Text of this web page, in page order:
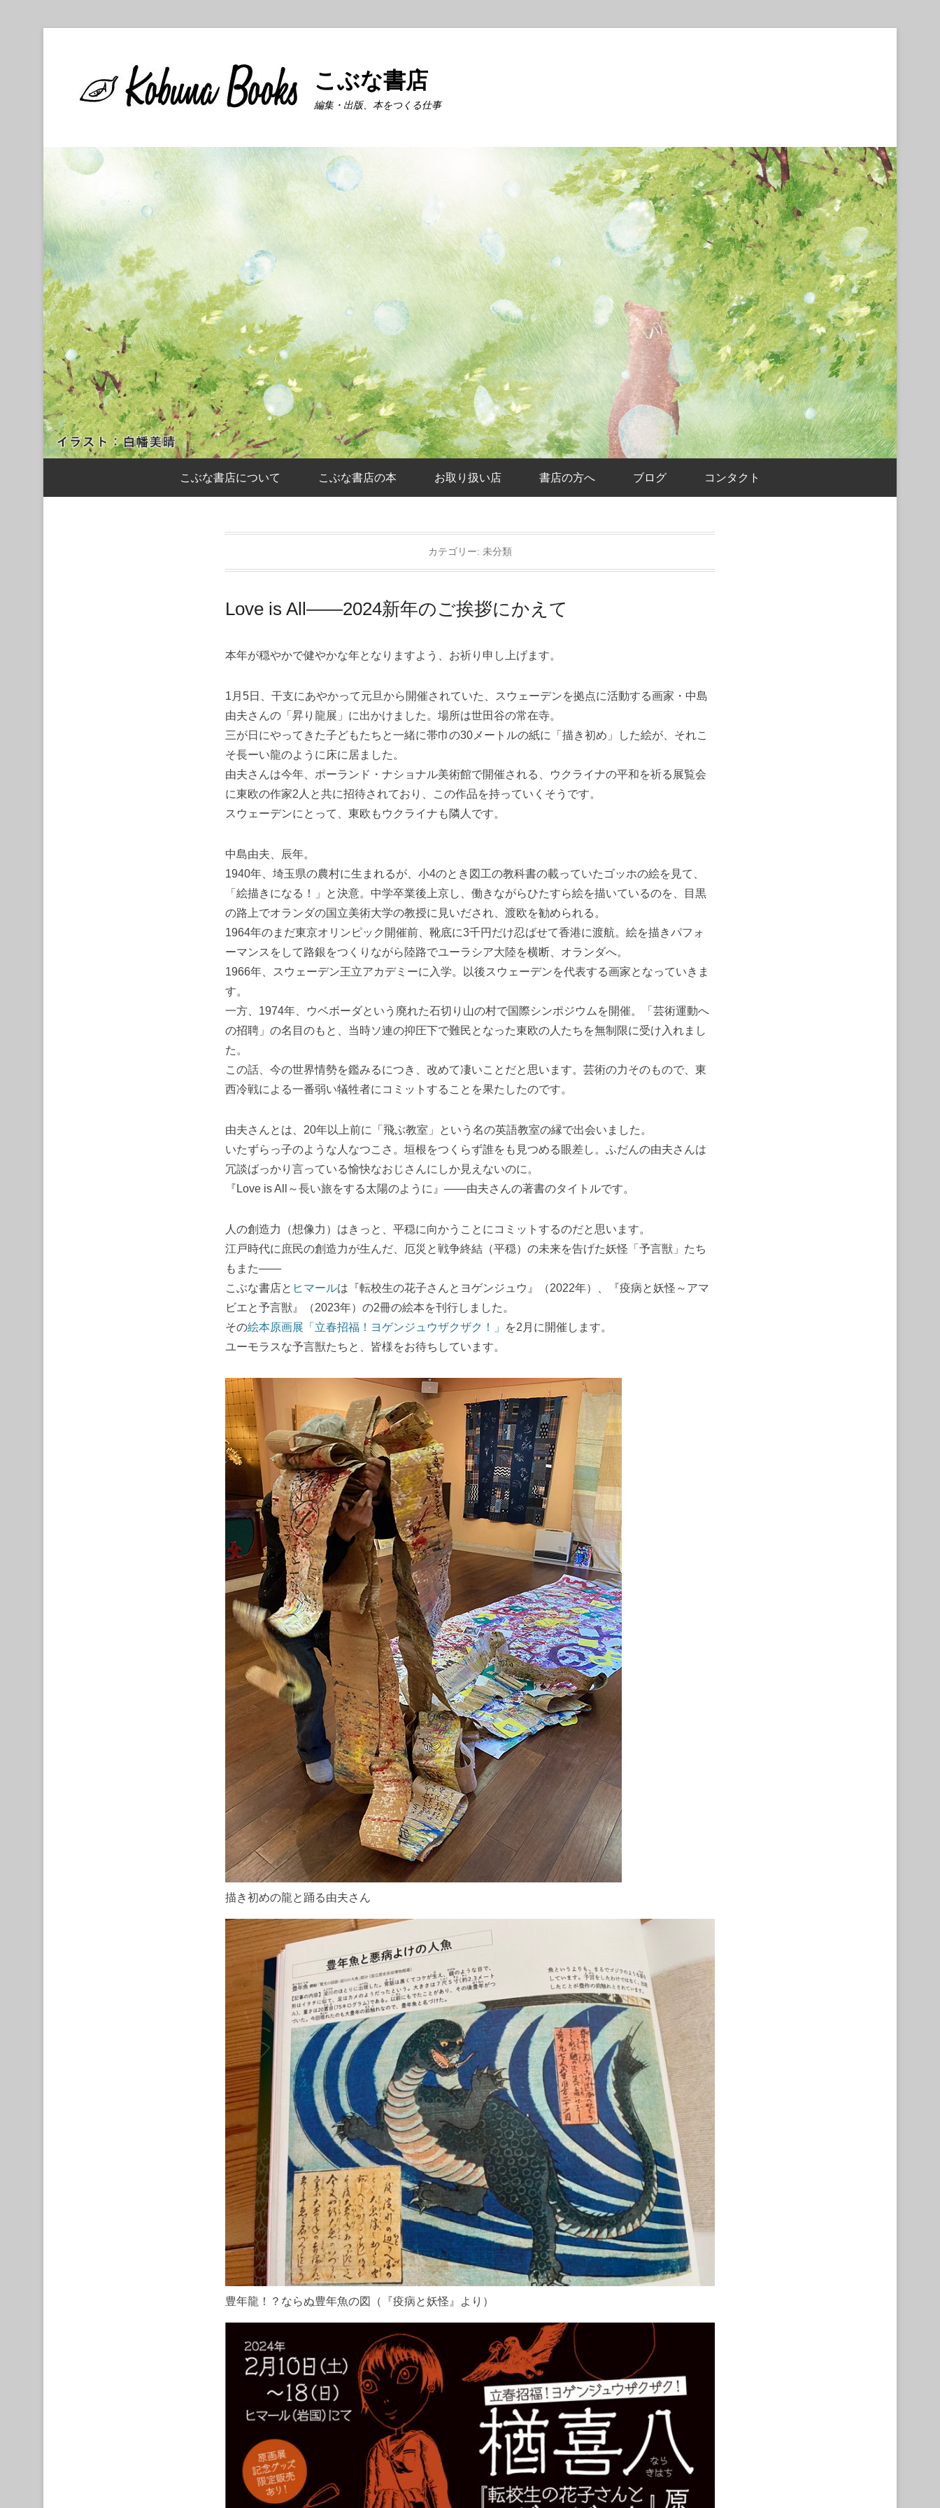
こぶな書店
編集・出版、本をつくる仕事
こぶな書店について
こぶな書店の本 お取り扱い店 書店の方へ ブログ コンタクト
カテゴリー: 未分類
Love is All――2024新年のご挨拶にかえて
本年が穏やかで健やかな年となりますよう、お祈り申し上げます。
1月5日、干支にあやかって元旦から開催されていた、スウェーデンを拠点に活動する画家・中島
由夫さんの「昇り龍展」に出かけました。場所は世田谷の常在寺。
三が日にやってきた子どもたちと一緒に帯巾の30メートルの紙に「描き初め」した絵が、それこ
そ長ーい龍のように床に居ました。
由夫さんは今年、ポーランド・ナショナル美術館で開催される、ウクライナの平和を祈る展覧会
に東欧の作家2人と共に招待されており、この作品を持っていくそうです。
スウェーデンにとって、東欧もウクライナも隣人です。
中島由夫、辰年。
1940年、埼玉県の農村に生まれるが、小4のとき図工の教科書の載っていたゴッホの絵を見て、
「絵描きになる！」と決意。中学卒業後上京し、働きながらひたすら絵を描いているのを、目黒
の路上でオランダの国立美術大学の教授に見いだされ、渡欧を勧められる。
1964年のまだ東京オリンピック開催前、靴底に3千円だけ忍ばせて香港に渡航。絵を描きパフォ
ーマンスをして路銀をつくりながら陸路でユーラシア大陸を横断、オランダへ。
1966年、スウェーデン王立アカデミーに入学。以後スウェーデンを代表する画家となっていきま
す。
一方、1974年、ウベボーダという廃れた石切り山の村で国際シンポジウムを開催。「芸術運動へ
の招聘」の名目のもと、当時ソ連の抑圧下で難民となった東欧の人たちを無制限に受け入れまし
た。
この話、今の世界情勢を鑑みるにつき、改めて凄いことだと思います。芸術の力そのもので、東
西冷戦による一番弱い犠牲者にコミットすることを果たしたのです。
由夫さんとは、20年以上前に「飛ぶ教室」という名の英語教室の縁で出会いました。
いたずらっ子のような人なつこさ。垣根をつくらず誰をも見つめる眼差し。ふだんの由夫さんは
冗談ばっかり言っている愉快なおじさんにしか見えないのに。
『Love is All～長い旅をする太陽のように』――由夫さんの著書のタイトルです。
人の創造力（想像力）はきっと、平穏に向かうことにコミットするのだと思います。
江戸時代に庶民の創造力が生んだ、厄災と戦争終結（平穏）の未来を告げた妖怪「予言獣」たち
もまた――
こぶな書店と ヒマールは『転校生の花子さんとヨゲンジュウ』（2022年）、『疫病と妖怪～アマ
ビエと予言獣』（2023年）の2冊の絵本を刊行しました。
その絵本原画展「立春招福！ヨゲンジュウザクザク！」
を2月に開催します。
ユーモラスな予言獣たちと、皆様をお待ちしています。
描き初めの龍と踊る由夫さん
豊年龍！？ならぬ豊年魚の図（『疫病と妖怪』より）